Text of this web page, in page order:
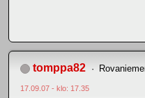
tomppa82
17.09.07 - klo: 17.35